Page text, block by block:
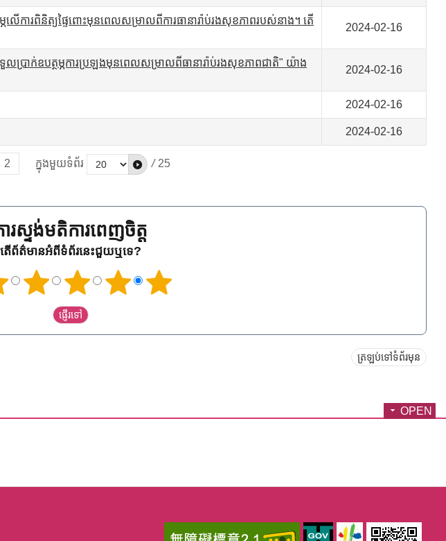
ភលើការពិនិត្យផ្ទៃពោះមុនពេលសម្រាលពីការធានារ៉ាប់រងសុខភាពរបស់នាង។ តើ
2024-02-16
ទួលប្រាក់ឧបត្ថម្ភការប្រឡងមុនពេលសម្រាលពីធានារ៉ាប់រងសុខភាពជាតិ" យ៉ាង
2024-02-16
2024-02-16
2024-02-16
2 ក្នុងមួយទំព័រ / 25
ារស្ទង់មតិការពេញចិត្ត
តើព័ត៌មានអំពីទំព័រនេះជួយឬទេ?
ត្រឡប់ទៅទំព័រមុន
OPEN